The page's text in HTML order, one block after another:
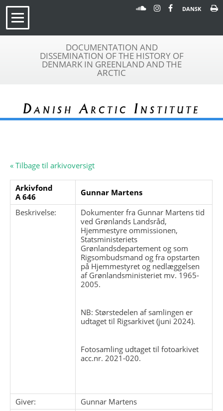
DANSK
DOCUMENTATION AND
DISSEMINATION OF THE HISTORY OF
DENMARK IN GREENLAND AND THE
ARCTIC
Danish Arctic Institute
« Tilbage til arkivoversigt
Arkivfond
A 646
Gunnar Martens
Beskrivelse:
Dokumenter fra Gunnar Martens tid
ved Grønlands Landsråd,
Hjemmestyre ommissionen,
Statsministeriets
Grønlandsdepartement og som
Rigsombudsmand og fra opstarten
på Hjemmestyret og nedlæggelsen
af Grønlandsministeriet mv. 1965-
2005.
NB: Størstedelen af samlingen er
udtaget til Rigsarkivet (juni 2024).
Fotosamling udtaget til fotoarkivet
acc.nr. 2021-020.
Giver:
Gunnar Martens